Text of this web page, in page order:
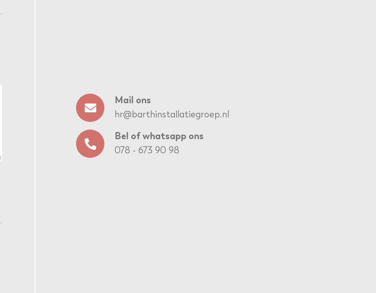
Mail ons
hr@barthinstallatiegroep.nl
Bel of whatsapp ons
078 - 673 90 98